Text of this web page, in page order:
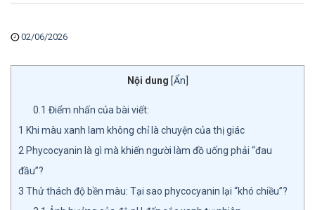
02/06/2026
Nội dung [Ẩn
0.1 Điểm nhấn của bài viết:
1 Khi màu xanh lam không chỉ là chuyện của thị giác
2 Phycocyanin là gì mà khiến người làm đồ uống phải “đau
đầu”?
3 Thử thách độ bền màu: Tại sao phycocyanin lại “khó chiều”?